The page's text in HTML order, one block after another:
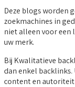
Deze blogs worden
zoekmachines in
niet alleen voor een
uw merk.
Bij Kwalitatieve
dan enkel
content en